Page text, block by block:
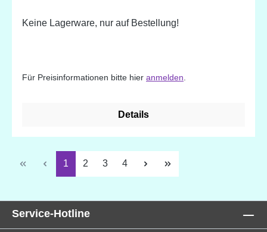
Keine Lagerware, nur auf Bestellung!
Für Preisinformationen bitte hier anmelden
Details
Seite
1 Seite
2 Seite
3 Seite
4
Service-Hotline